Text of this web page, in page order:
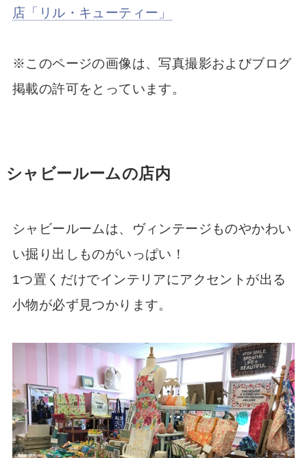
店「リル・キューティー」
※このページの画像は、写真撮影およびブログ
掲載の許可をとっています。
シャビールームの店内
シャビールームは、ヴィンテージものやかわい
い掘り出しものがいっぱい！
1つ置くだけでインテリアにアクセントが出る
小物が必ず見つかります。